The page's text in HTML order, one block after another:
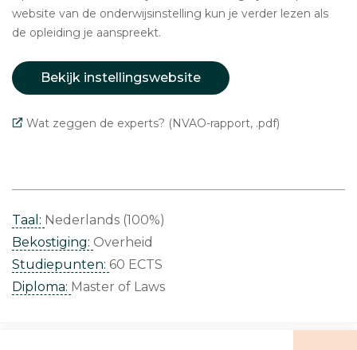
website van de onderwijsinstelling kun je verder lezen als
de opleiding je aanspreekt.
Bekijk instellingswebsite
Wat zeggen de experts? (NVAO-rapport, .pdf)
Taal: Nederlands (100%)
Bekostiging: Overheid
Studiepunten: 60 ECTS
Diploma: Master of Laws